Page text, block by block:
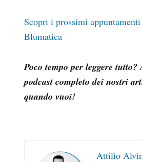
Scopri i prossimi
Blumatica
Poco tempo per leggere
podcast completo dei nostri
quando vuoi!
Attilio